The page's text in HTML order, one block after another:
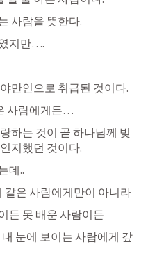
사람을 뜻한다.
지만….
만인으로 취급된 것이다.
사람에게든…
하는 것이 곧 하나님께 빚
지했던 것이다.
데..
같은 사람에게만이 아니라
든 못 배운 사람이든
눈에 보이는 사람에게 갚